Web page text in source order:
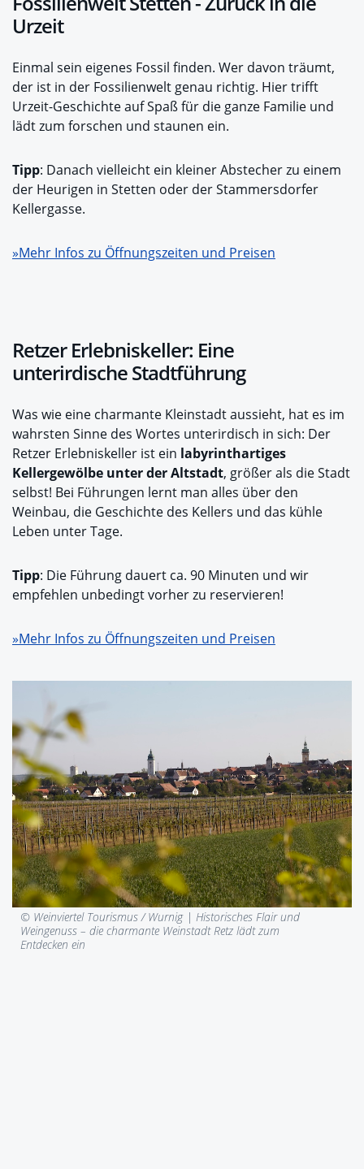
Urzeit
Einmal sein eigenes Fossil finden. Wer davon träumt,
der ist in der Fossilienwelt genau richtig. Hier trifft
Urzeit-Geschichte auf Spaß für die ganze Familie und
lädt zum forschen und staunen ein.
Tipp: Danach vielleicht ein kleiner Abstecher zu einem
der Heurigen in Stetten oder der Stammersdorfer
Kellergasse.
»Mehr Infos zu Öffnungszeiten und Preisen
Retzer Erlebniskeller: Eine
unterirdische Stadtführung
Was wie eine charmante Kleinstadt aussieht, hat es im
wahrsten Sinne des Wortes unterirdisch in sich: Der
Retzer Erlebniskeller ist ein labyrinthartiges
Kellergewölbe unter der Altstadt, größer als die Stadt
selbst! Bei Führungen lernt man alles über den
Weinbau, die Geschichte des Kellers und das kühle
Leben unter Tage.
Tipp: Die Führung dauert ca. 90 Minuten und wir
empfehlen unbedingt vorher zu reservieren!
»Mehr Infos zu Öffnungszeiten und Preisen
© Weinviertel Tourismus / Wurnig | Historisches Flair und
Weingenuss – die charmante Weinstadt Retz lädt zum
Entdecken ein